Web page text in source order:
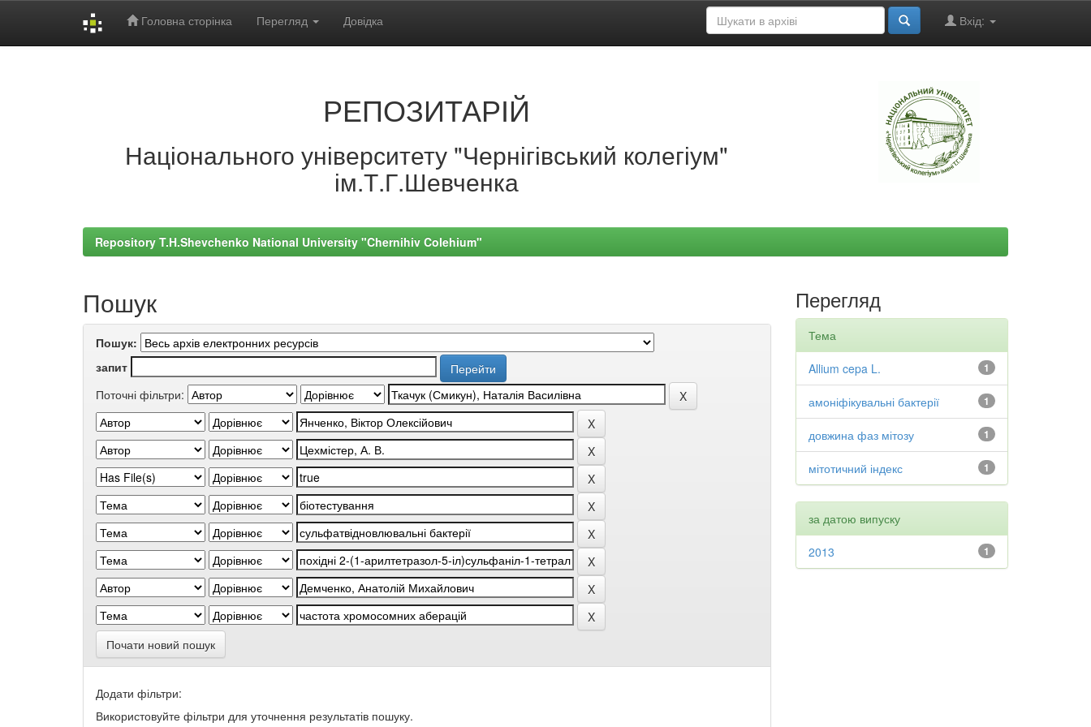
Головна сторінка Перегляд Довідка Вхід:
РЕПОЗИТАРІЙ
Національного університету "Чернігівський колегіум"
ім.Т.Г.Шевченка
Repository T.H.Shevchenko National University "Chernihiv Colehium"
Пошук
Пошук:
запит
Поточні фільтри:
Почати новий пошук
Додати фільтри:
Використовуйте фільтри для уточнення результатів пошуку.
Перегляд
Тема
1
Allium cepa L.
1
амоніфікувальні бактерії
1
довжина фаз мітозу
1
мітотичний індекс
за датою випуску
1
2013